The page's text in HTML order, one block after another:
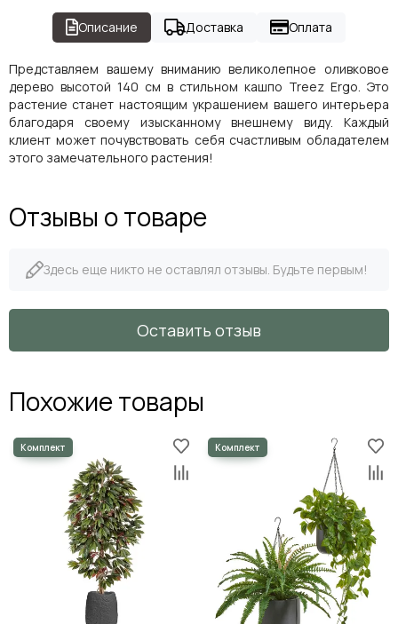
Описание Доставка Оплата
Представляем вашему вниманию великолепное оливковое
дерево высотой 140 см в стильном кашпо Treez Ergo. Это
растение станет настоящим украшением вашего интерьера
благодаря своему изысканному внешнему виду. Каждый
клиент может почувствовать себя счастливым обладателем
этого замечательного растения!
Отзывы о товаре
Здесь еще никто не оставлял отзывы. Будьте первым!
Оставить отзыв
Похожие товары